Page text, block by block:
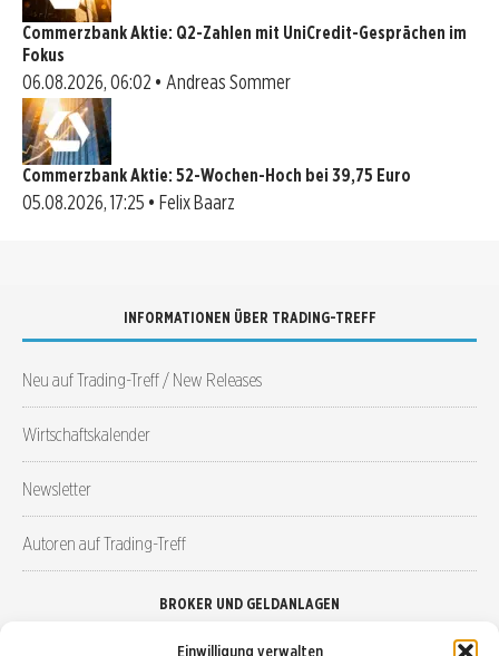
Einwilligung verwalten
Commerzbank Aktie: Q2-Zahlen mit UniCredit-Gesprächen im
Fokus
06.08.2026, 06:02 • Andreas Sommer
Commerzbank Aktie: 52-Wochen-Hoch bei 39,75 Euro
05.08.2026, 17:25 • Felix Baarz
INFORMATIONEN ÜBER TRADING-TREFF
Neu auf Trading-Treff / New Releases
Wirtschaftskalender
Newsletter
Autoren auf Trading-Treff
BROKER UND GELDANLAGEN